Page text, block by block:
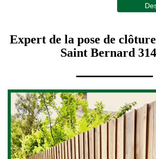
Expert de la pose de
Saint Bernard